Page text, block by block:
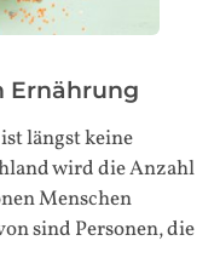
Ernährung
längst keine
wird die Anzahl
Menschen
sind Personen, die